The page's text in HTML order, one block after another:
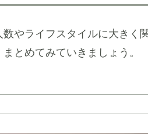
やライフスタイルに大きく
とめてみていきましょう。